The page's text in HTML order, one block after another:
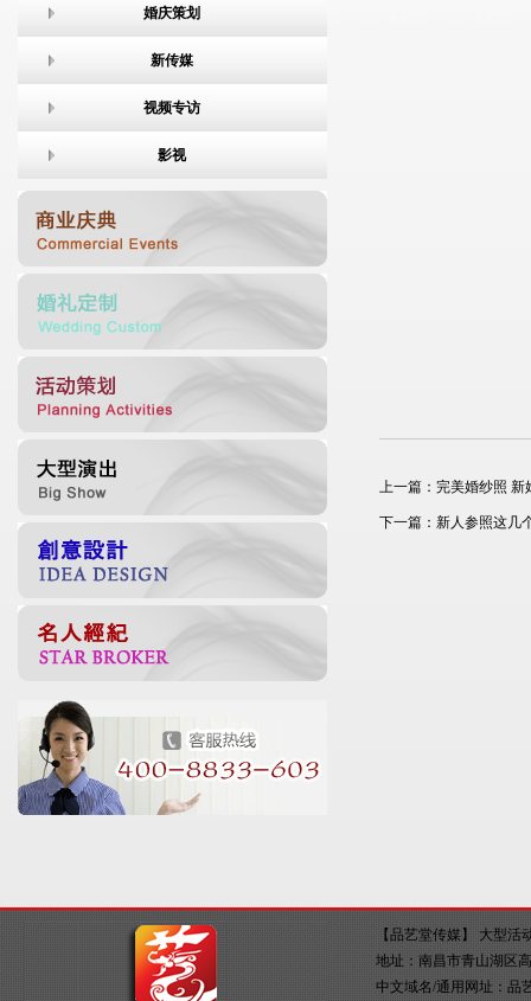
婚庆策划
新传媒
视频专访
影视
上一篇： 完美婚纱照 新
下一篇： 新人参照这几
【品艺堂传媒】
大型活
地址：南昌市青山湖区
中文域名/通用网址：品